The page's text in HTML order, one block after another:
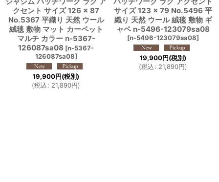
クセント サイズ 126 × 87
No.5367 平織り 天然 ウール
絨毯 敷物 マット カーペット
マルチ カラー n-5367-
126087sa08 [n-5367-
126087sa08]
19,900円(税別)
(税込: 21,890円)
サイズ 123 × 79 No.5496 平
織り 天然 ウール 絨毯 敷物 ギ
ャベ n-5496-123079sa08
[n-5496-123079sa08]
19,900円(税別)
(税込: 21,890円)